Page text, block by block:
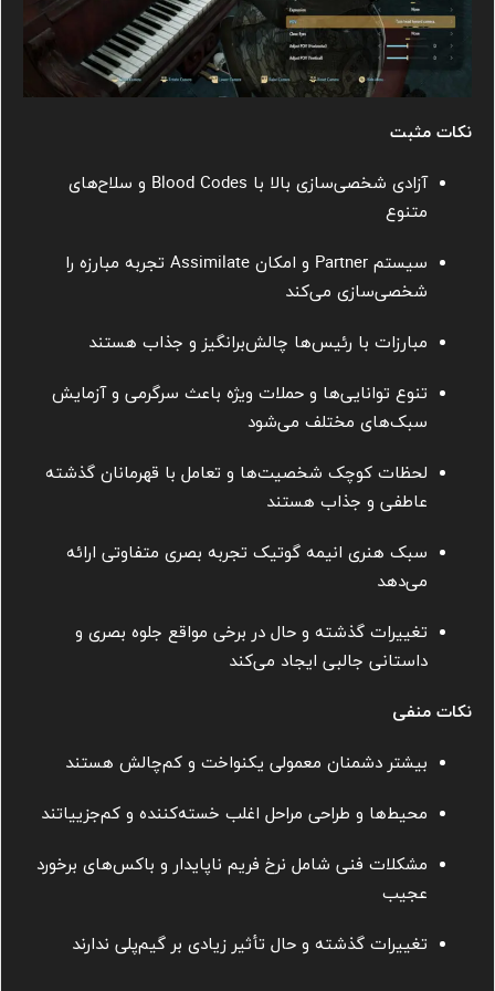
نکات مثبت
آزادی شخصی‌سازی بالا با Blood Codes و سلاح‌های
متنوع
سیستم Partner و امکان Assimilate تجربه مبارزه را
شخصی‌سازی می‌کند
مبارزات با رئیس‌ها چالش‌برانگیز و جذاب هستند
تنوع توانایی‌ها و حملات ویژه باعث سرگرمی و آزمایش
سبک‌های مختلف می‌شود
لحظات کوچک شخصیت‌ها و تعامل با قهرمانان گذشته
عاطفی و جذاب هستند
سبک هنری انیمه گوتیک تجربه بصری متفاوتی ارائه
می‌دهد
تغییرات گذشته و حال در برخی مواقع جلوه بصری و
داستانی جالبی ایجاد می‌کند
نکات منفی
بیشتر دشمنان معمولی یکنواخت و کم‌چالش هستند
محیط‌ها و طراحی مراحل اغلب خسته‌کننده و کم‌جزییاتند
مشکلات فنی شامل نرخ فریم ناپایدار و باکس‌های برخورد
عجیب
تغییرات گذشته و حال تأثیر زیادی بر گیم‌پلی ندارند